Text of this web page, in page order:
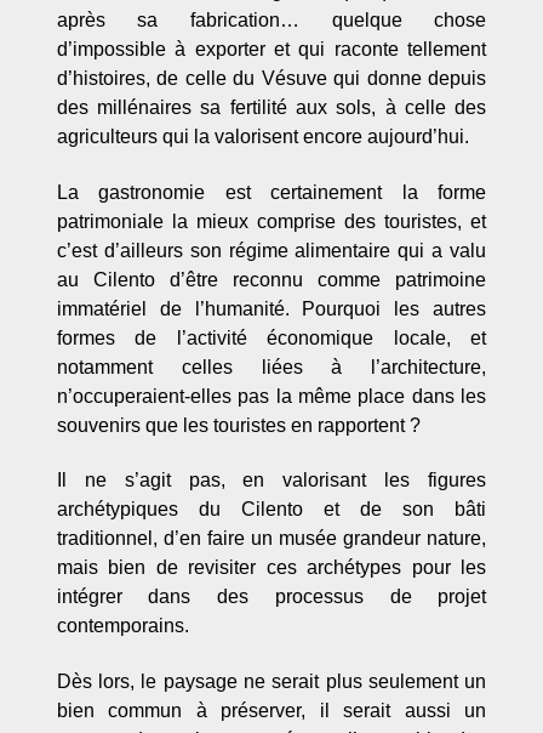
après sa fabrication… quelque chose
d’impossible à exporter et qui raconte tellement
d’histoires, de celle du Vésuve qui donne depuis
des millénaires sa fertilité aux sols, à celle des
agriculteurs qui la valorisent encore aujourd’hui.
La gastronomie est certainement la forme
patrimoniale la mieux comprise des touristes, et
c’est d’ailleurs son régime alimentaire qui a valu
au Cilento d’être reconnu comme patrimoine
immatériel de l’humanité. Pourquoi les autres
formes de l’activité économique locale, et
notamment celles liées à l’architecture,
n’occuperaient-elles pas la même place dans les
souvenirs que les touristes en rapportent ?
Il ne s’agit pas, en valorisant les figures
archétypiques du Cilento et de son bâti
traditionnel, d’en faire un musée grandeur nature,
mais bien de revisiter ces archétypes pour les
intégrer dans des processus de projet
contemporains.
Dès lors, le paysage ne serait plus seulement un
bien commun à préserver, il serait aussi un